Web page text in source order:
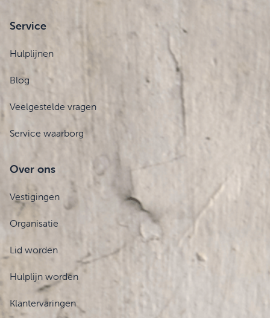
Service
Hulplijnen
Blog
Veelgestelde vragen
Service waarborg
Over ons
Vestigingen
Organisatie
Lid worden
Hulplijn worden
Klantervaringen